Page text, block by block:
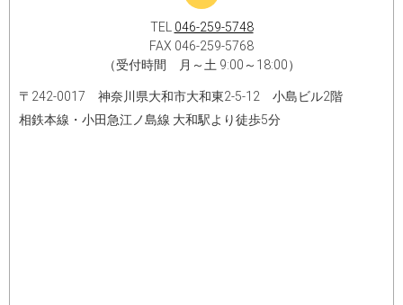
TEL 046-259-5748
FAX 046-259-5768
（受付時間 月～土 9:00～18:00）
〒242-0017 神奈川県大和市大和東2-5-12 小島ビル2階
相鉄本線・小田急江ノ島線 大和駅より徒歩5分